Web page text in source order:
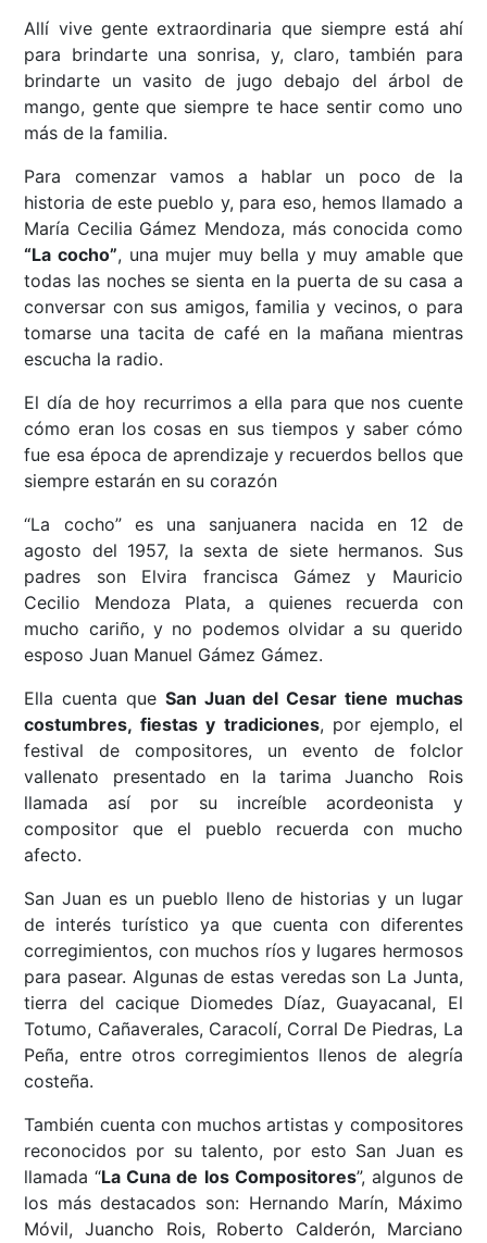
Allí vive gente extraordinaria que siempre está ahí
para brindarte una sonrisa, y, claro, también para
brindarte un vasito de jugo debajo del árbol de
mango, gente que siempre te hace sentir como uno
más de la familia.
Para comenzar vamos a hablar un poco de la
historia de este pueblo y, para eso, hemos llamado a
María Cecilia Gámez Mendoza, más conocida como
“La cocho”, una mujer muy bella y muy amable que
todas las noches se sienta en la puerta de su casa a
conversar con sus amigos, familia y vecinos, o para
tomarse una tacita de café en la mañana mientras
escucha la radio.
El día de hoy recurrimos a ella para que nos cuente
cómo eran los cosas en sus tiempos y saber cómo
fue esa época de aprendizaje y recuerdos bellos que
siempre estarán en su corazón
“La cocho” es una sanjuanera nacida en 12 de
agosto del 1957, la sexta de siete hermanos. Sus
padres son Elvira francisca Gámez y Mauricio
Cecilio Mendoza Plata, a quienes recuerda con
mucho cariño, y no podemos olvidar a su querido
esposo Juan Manuel Gámez Gámez.
Ella cuenta que San Juan del Cesar tiene muchas
costumbres, fiestas y tradiciones, por ejemplo, el
festival de compositores, un evento de folclor
vallenato presentado en la tarima Juancho Rois
llamada así por su increíble acordeonista y
compositor que el pueblo recuerda con mucho
afecto.
San Juan es un pueblo lleno de historias y un lugar
de interés turístico ya que cuenta con diferentes
corregimientos, con muchos ríos y lugares hermosos
para pasear. Algunas de estas veredas son La Junta,
tierra del cacique Diomedes Díaz, Guayacanal, El
Totumo, Cañaverales, Caracolí, Corral De Piedras, La
Peña, entre otros corregimientos llenos de alegría
costeña.
También cuenta con muchos artistas y compositores
reconocidos por su talento, por esto San Juan es
llamada “La Cuna de los Compositores”, algunos de
los más destacados son: Hernando Marín, Máximo
Móvil, Juancho Rois, Roberto Calderón, Marciano